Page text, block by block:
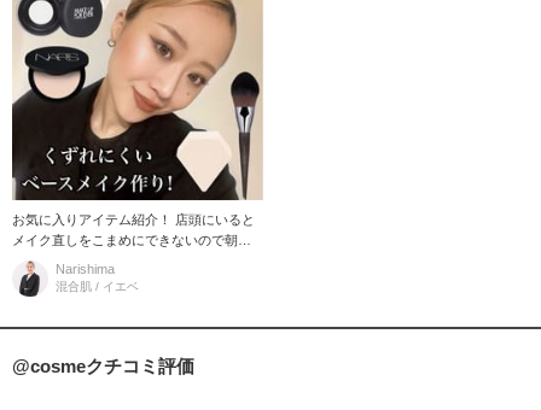
お気に入りアイテム紹介！ 店頭にいると
メイク直しをこまめにできないので朝か
らしっかりとベースメイクを仕込むので
すが、その中でも特にメイクくず
Narishima
混合肌 / イエベ
@cosmeクチコミ評価